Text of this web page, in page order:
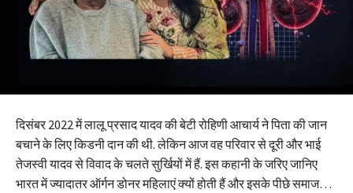
दिसंबर 2022 में लालू प्रसाद यादव की बेटी रोहिणी आचार्य ने पिता की जान
बचाने के लिए किडनी दान की थी. लेकिन आज वह परिवार से दूरी और भाई
तेजस्वी यादव से विवाद के चलते सुर्खियों में हैं. इस कहानी के जरिए जानिए
भारत में ज्यादातर ऑर्गन डोनर महिलाएं क्यों होती हैं और इसके पीछे समाज…